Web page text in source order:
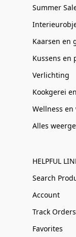
Summer
Kaarsen en
Kussens en
Verlichting
Kookgerei
Wellness
Alles
HELPFUL
Search
Account
Track Orders
Favorites